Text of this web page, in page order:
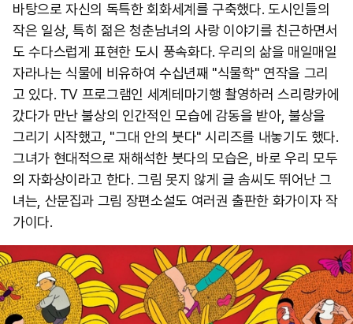
바탕으로 자신의 독특한 회화세계를 구축했다. 도시인들의
작은 일상, 특히 젊은 청춘남녀의 사랑 이야기를 친근하면서
도 수다스럽게 표현한 도시 풍속화다. 우리의 삶을 매일매일
자라나는 식물에 비유하여 수십년째 "식물학" 연작을 그리
고 있다. TV 프로그램인 세계테마기행 촬영하러 스리랑카에
갔다가 만난 불상의 인간적인 모습에 감동을 받아, 불상을
그리기 시작했고, "그대 안의 붓다" 시리즈를 내놓기도 했다.
그녀가 현대적으로 재해석한 붓다의 모습은, 바로 우리 모두
의 자화상이라고 한다. 그림 못지 않게 글 솜씨도 뛰어난 그
녀는, 산문집과 그림 장편소설도 여러권 출판한 화가이자 작
가이다.